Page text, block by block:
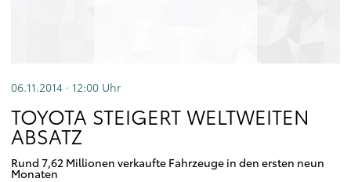
06.11.2014 · 12:00 Uhr
TOYOTA STEIGERT WELTWEITEN
ABSATZ
Rund 7,62 Millionen verkaufte Fahrzeuge in den ersten neun
Monaten